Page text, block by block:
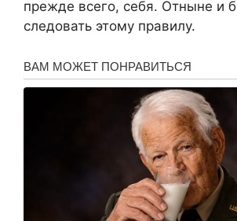
прежде всего, себя. Отныне и
следовать этому правилу.